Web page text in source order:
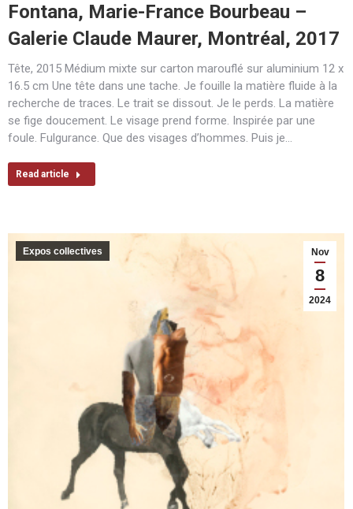
Fontana, Marie-France Bourbeau –
Galerie Claude Maurer, Montréal, 2017
Tête, 2015 Médium mixte sur carton marouflé sur aluminium 12 x
16.5 cm Une tête dans une tache. Je fouille la matière fluide à la
recherche de traces. Le trait se dissout. Je le perds. La matière
se fige doucement. Le visage prend forme. Inspirée par une
foule. Fulgurance. Que des visages d’hommes. Puis je…
Read article
Nov
8
2024
Expos collectives